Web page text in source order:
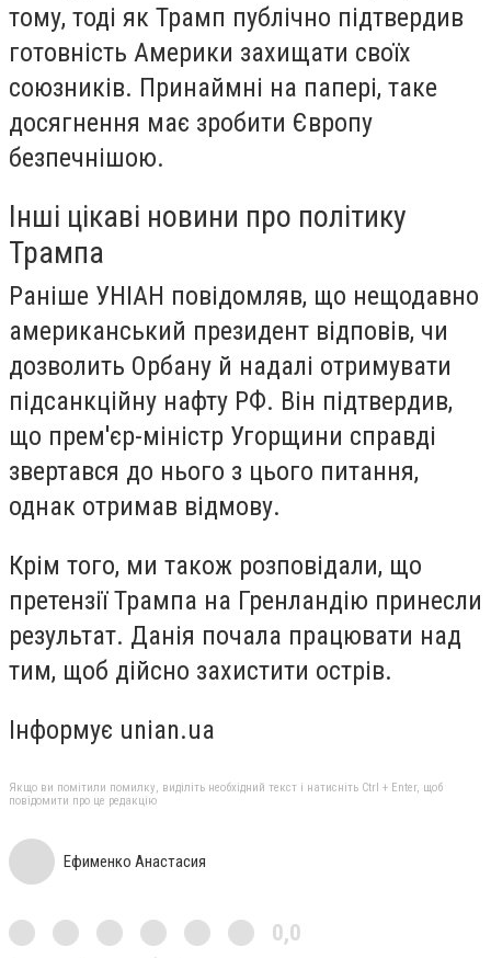
тому, тоді як Трамп публічно підтвердив
готовність Америки захищати своїх
союзників. Принаймні на папері, таке
досягнення має зробити Європу
безпечнішою.
Інші цікаві новини про політику
Трампа
Раніше УНІАН повідомляв, що нещодавно
американський президент відповів, чи
дозволить Орбану й надалі отримувати
підсанкційну нафту РФ. Він підтвердив,
що прем'єр-міністр Угорщини справді
звертався до нього з цього питання,
однак отримав відмову.
Крім того, ми також розповідали, що
претензії Трампа на Гренландію принесли
результат. Данія почала працювати над
тим, щоб дійсно захистити острів.
Інформує unian.ua
Якщо ви помітили помилку, виділіть необхідний текст і натисніть Ctrl + Enter, щоб
повідомити про це редакцію
Ефименко Анастасия
0,0